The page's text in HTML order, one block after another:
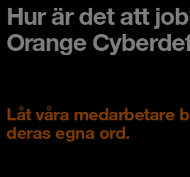
Hur är det att
Orange
Låt våra medarbetare
deras egna ord.